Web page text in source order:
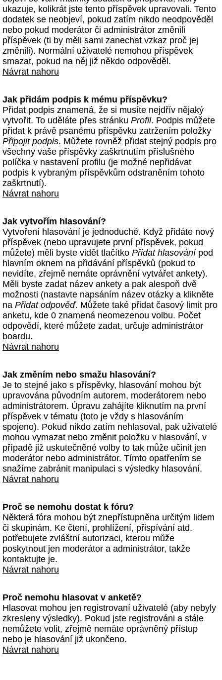
ukazuje, kolikrát jste tento příspěvek upravovali. Tento
dodatek se neobjeví, pokud zatím nikdo neodpověděl
nebo pokud moderátor či administrátor změnili
příspěvek (ti by měli sami zanechat vzkaz proč jej
změnili). Normální uživatelé nemohou příspěvek
smazat, pokud na něj již někdo odpověděl.
Návrat nahoru
Jak přidám podpis k mému příspěvku?
Přidat podpis znamená, že si musíte nejdřív nějaký
vytvořit. To uděláte přes stránku Profil. Podpis můžete
přidat k právě psanému příspěvku zatržením položky
Připojit podpis. Můžete rovněž přidat stejný podpis pro
všechny vaše příspěvky zaškrtnutím příslušného
políčka v nastavení profilu (je možné nepřidávat
podpis k vybraným příspěvkům odstraněním tohoto
zaškrtnutí).
Návrat nahoru
Jak vytvořím hlasování?
Vytvoření hlasování je jednoduché. Když přidáte nový
příspěvek (nebo upravujete první příspěvek, pokud
můžete) měli byste vidět tlačítko Přidat hlasovánípod
hlavním oknem na přidávání příspěvků (pokud to
nevidíte, zřejmě nemáte oprávnění vytvářet ankety).
Měli byste zadat název ankety a pak alespoň dvě
možnosti (nastavte napsáním název otázky a klikněte
na Přidat odpověď. Můžete také přidat časový limit pro
anketu, kde 0 znamená neomezenou volbu. Počet
odpovědí, které můžete zadat, určuje administrátor
boardu.
Návrat nahoru
Jak změním nebo smažu hlasování?
Je to stejné jako s příspěvky, hlasování mohou být
upravována původním autorem, moderátorem nebo
administrátorem. Úpravu zahájíte kliknutím na první
příspěvek v tématu (toto je vždy s hlasováním
spojeno). Pokud nikdo zatím nehlasoval, pak uživatelé
mohou vymazat nebo změnit položku v hlasování, v
případě již uskutečněné volby to tak může učinit jen
moderátor nebo administrátor. Tímto opatřením se
snažíme zabránit manipulaci s výsledky hlasování.
Návrat nahoru
Proč se nemohu dostat k fóru?
Některá fóra mohou být znepřístupněna určitým lidem
či skupinám. Ke čtení, prohlížení, přispívání atd.
potřebujete zvláštní autorizaci, kterou může
poskytnout jen moderátor a administrátor, takže
kontaktujte je.
Návrat nahoru
Proč nemohu hlasovat v anketě?
Hlasovat mohou jen registrovaní uživatelé (aby nebyly
zkresleny výsledky). Pokud jste registrováni a stále
nemůžete volit, zřejmě nemáte oprávněný přístup
nebo je hlasování již ukončeno.
Návrat nahoru